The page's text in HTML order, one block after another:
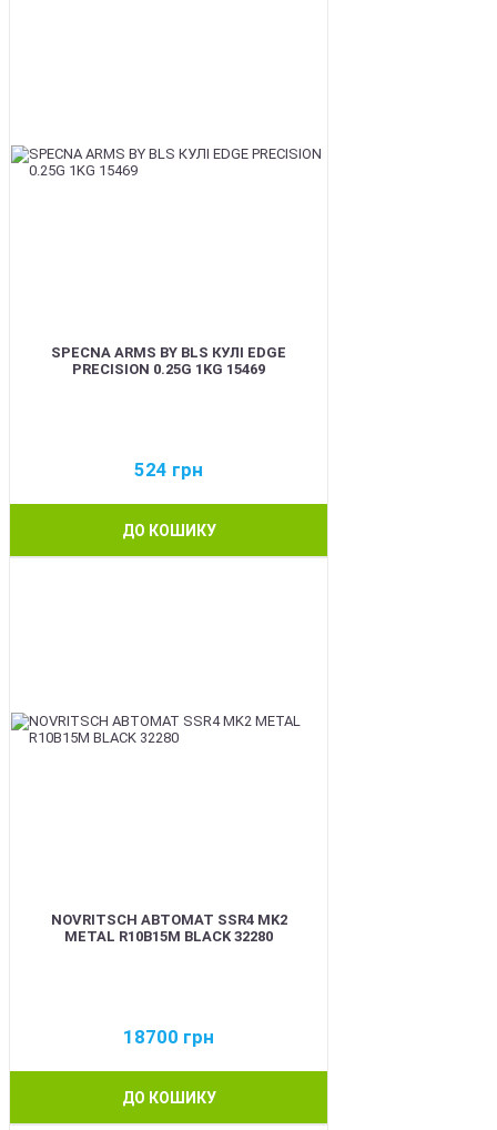
SPECNA ARMS BY BLS КУЛІ EDGE
PRECISION 0.25G 1KG 15469
524 грн
ДО КОШИКУ
NOVRITSCH АВТОМАТ SSR4 MK2
METAL R10B15M BLACK 32280
18700 грн
ДО КОШИКУ